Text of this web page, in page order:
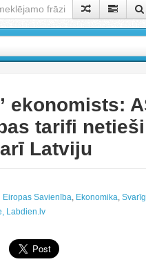
ekonomists:
tarifi netieši
Latviju
Eiropas Savienība, Ekonomika,
Labdien.lv